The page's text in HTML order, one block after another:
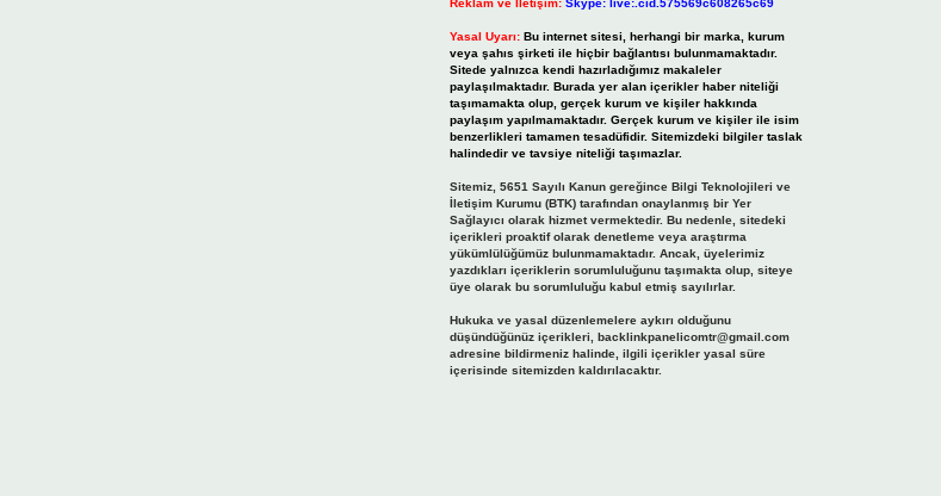
Reklam ve İletişim: Skype: live:.cid.575569c608265c69
Yasal Uyarı: Bu internet sitesi, herhangi bir marka, kurum
veya şahıs şirketi ile hiçbir bağlantısı bulunmamaktadır.
Sitede yalnızca kendi hazırladığımız makaleler
paylaşılmaktadır. Burada yer alan içerikler haber niteliği
taşımamakta olup, gerçek kurum ve kişiler hakkında
paylaşım yapılmamaktadır. Gerçek kurum ve kişiler ile isim
benzerlikleri tamamen tesadüfidir. Sitemizdeki bilgiler taslak
halindedir ve tavsiye niteliği taşımazlar.
Sitemiz, 5651 Sayılı Kanun gereğince Bilgi Teknolojileri ve
İletişim Kurumu (BTK) tarafından onaylanmış bir Yer
Sağlayıcı olarak hizmet vermektedir. Bu nedenle, sitedeki
içerikleri proaktif olarak denetleme veya araştırma
yükümlülüğümüz bulunmamaktadır. Ancak, üyelerimiz
yazdıkları içeriklerin sorumluluğunu taşımakta olup, siteye
üye olarak bu sorumluluğu kabul etmiş sayılırlar.
Hukuka ve yasal düzenlemelere aykırı olduğunu
düşündüğünüz içerikleri, backlinkpanelicomtr@gmail.com
adresine bildirmeniz halinde, ilgili içerikler yasal süre
içerisinde sitemizden kaldırılacaktır.